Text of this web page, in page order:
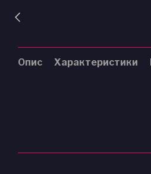
Опис Характеристики